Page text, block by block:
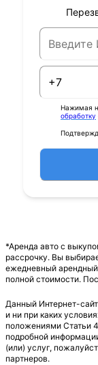
Нажимая
обработку
*Аренда авто с
рассрочку. Вы
ежедневный арендный
полной стоимости.
Данный Интернет-
и ни при каких
положениями Статьи
подробной
(или) услуг,
партнеров.